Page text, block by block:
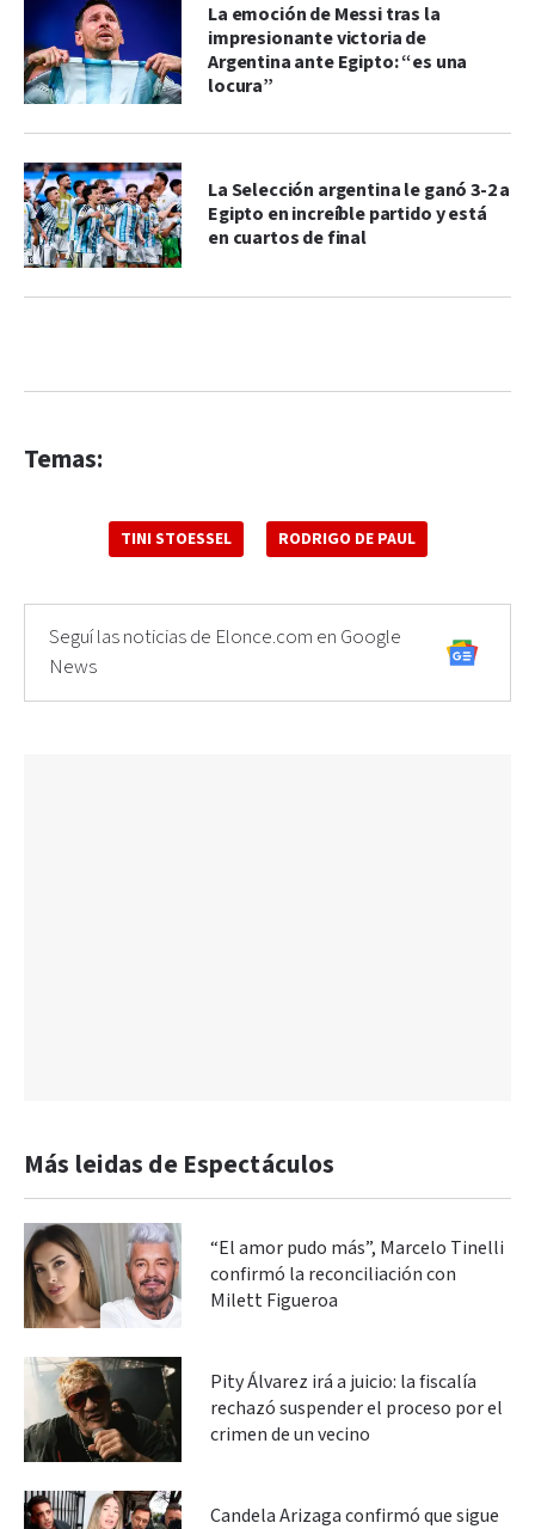
La emoción de Messi tras la
impresionante victoria de
Argentina ante Egipto: “es una
locura”
La Selección argentina le ganó 3-2 a
Egipto en increíble partido y está
en cuartos de final
Temas:
TINI STOESSEL RODRIGO DE PAUL
Seguí las noticias de Elonce.com en Google
News
Más leidas de Espectáculos
“El amor pudo más”, Marcelo Tinelli
confirmó la reconciliación con
Milett Figueroa
Pity Álvarez irá a juicio: la fiscalía
rechazó suspender el proceso por el
crimen de un vecino
Candela Arizaga confirmó que sigue